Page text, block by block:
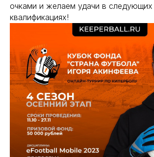
очками и желаем удачи в следующих
квалификациях!